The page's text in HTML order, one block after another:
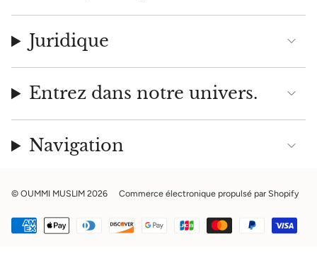
Juridique
Entrez dans notre univers.
Navigation
© OUMMI MUSLIM 2026 Commerce électronique propulsé par Shopify